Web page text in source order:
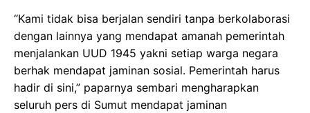
“Kami tidak bisa berjalan sendiri tanpa berkolaborasi
dengan lainnya yang mendapat amanah pemerintah
menjalankan UUD 1945 yakni setiap warga negara
berhak mendapat jaminan sosial. Pemerintah harus
hadir di sini,” paparnya sembari mengharapkan
seluruh pers di Sumut mendapat jaminan